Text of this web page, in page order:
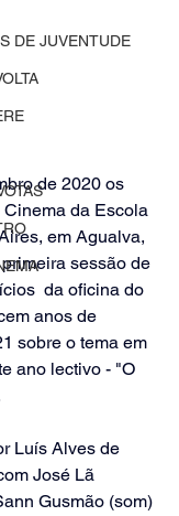
DE JUVENTUDE
de 2020 os
da Escola
em Agualva,
sessão de
da oficina do
anos de
sobre o tema em
ano lectivo - "O
Luís Alves de
José Lã
Gusmão (som)